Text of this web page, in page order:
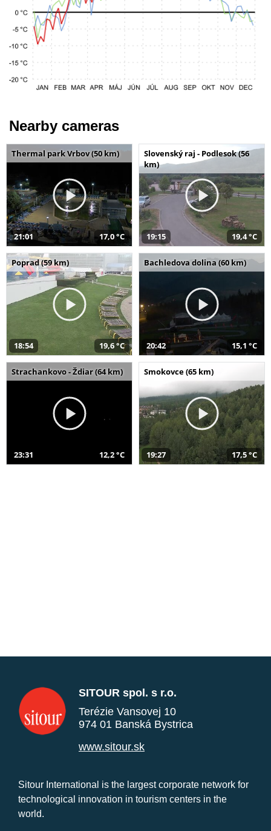
Nearby cameras
Thermal park Vrbov (50 km)
21:01 17,0 °C
Slovenský raj - Podlesok (56
km)
19:15 19,4 °C
Poprad (59 km)
18:54 19,6 °C
Bachledova dolina (60 km)
20:42 15,1 °C
Strachankovo - Ždiar (64 km)
23:31 12,2 °C
Smokovce (65 km)
19:27 17,5 °C
SITOUR spol. s r.o.
Terézie Vansovej 10
974 01 Banská Bystrica
www.sitour.sk
Sitour International is the largest corporate network for
technological innovation in tourism centers in the
world.